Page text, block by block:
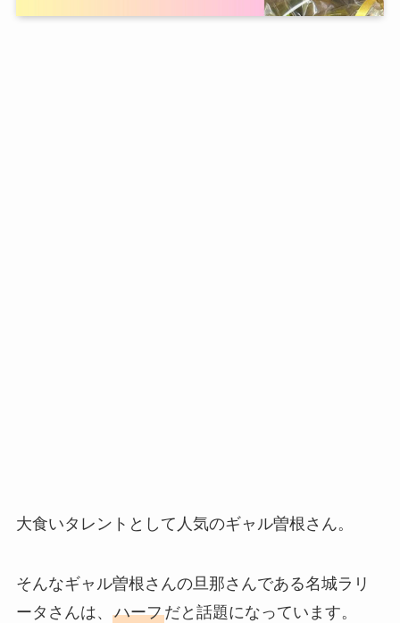
大食いタレントとして人気のギャル曽根さん。
そんなギャル曽根さんの旦那さんである名城ラリ
ータさんは、 ハーフだと話題になっています。